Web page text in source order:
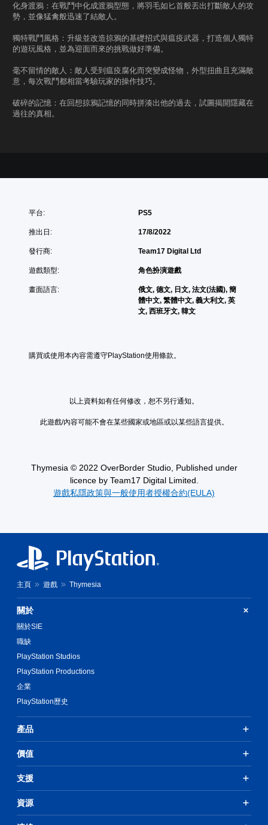
化身渡鴉：在戰鬥中化成渡鴉型態，將羽毛如匕首般丟出打斷敵人的攻
勢，並像猛禽般迅速了結敵人。
獨特戰鬥風格：升級並改造掠鴉的基礎招式與瘟疫武器，打造個人獨特
的遊玩風格，並為迎面而來的挑戰做好準備。
毫不留情的敵人：敵人受到瘟疫腐化而突變成怪物，外型扭曲且充滿敵
意，每次戰鬥都相當考驗玩家的操作技巧。
破碎的記憶：在回想掠鴉記憶的同時拼湊出他的過去，試圖揭開隱藏在
過往的真相。
平台: PS5
推出日: 17/8/2022
發行商: Team17 Digital Ltd
遊戲類型: 角色扮演遊戲
畫面語言:
俄文, 德文, 日文, 法文(法國), 簡
體中文, 繁體中文, 義大利文, 英
文, 西班牙文, 韓文
購買或使用本內容需遵守PlayStation使用條款。
以上資料如有任何修改，恕不另行通知。
此遊戲/內容可能不會在某些國家或地區或以某些語言提供。
Thymesia © 2022 OverBorder Studio, Published under
licence by Team17 Digital Limited.
遊戲私隱政策與一般使用者授權合約(EULA)
主頁 遊戲 Thymesia
關於
關於SIE
職缺
PlayStation Studios
PlayStation Productions
企業
PlayStation歷史
產品
價值
支援
資源